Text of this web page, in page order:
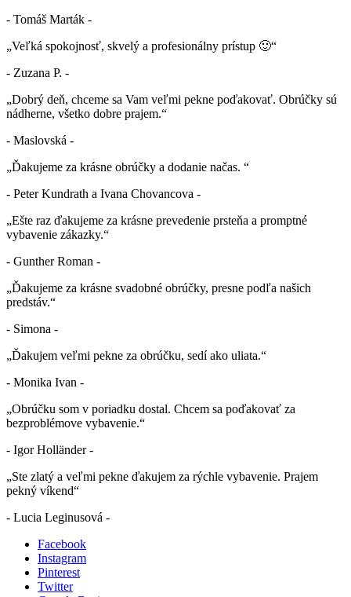
- Tomáš Marták -
„Veľká spokojnosť, skvelý a profesionálny prístup 🙂“
- Zuzana P. -
„Dobrý deň, chceme sa Vam veľmi pekne poďakovať. Obrúčky sú
nádherne, všetko dobre prajem.“
- Maslovská -
„Ďakujeme za krásne obrúčky a dodanie načas. “
- Peter Kundrath a Ivana Chovancova -
„Ešte raz ďakujeme za krásne prevedenie prsteňa a promptné
vybavenie zákazky.“
- Gunther Roman -
„Ďakujeme za krásne svadobné obrúčky, presne podľa našich
predstáv.“
- Simona -
„Ďakujem veľmi pekne za obrúčku, sedí ako uliata.“
- Monika Ivan -
„Obrúčku som v poriadku dostal. Chcem sa poďakovať za
bezproblémove vybavenie.“
- Igor Holländer -
„Ste zlatý a veľmi pekne ďakujem za rýchle vybavenie. Prajem
pekný víkend“
- Lucia Leginusová -
Facebook
Instagram
Pinterest
Twitter